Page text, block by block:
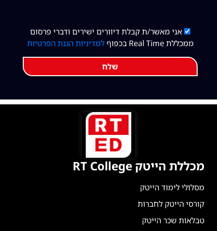
אני מאשר/ת קבלת דיוורים ישירים ודברי פרסום
ממכללת Real Time בכפוף
למדיניות הגנת הפרטיות
שלח
מכללת הייטק RT College
מסלולי לימוד הייטק
קורסי הייטק לחברות
טבלאות שכר הייטק